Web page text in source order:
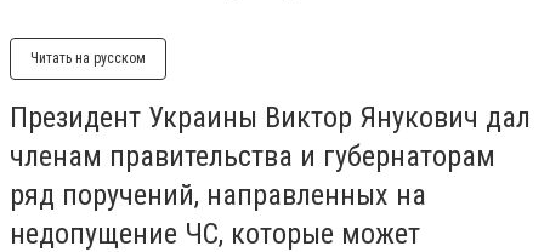
Читать на русском
Президент Украины Виктор Янукович дал
членам правительства и губернаторам
ряд поручений, направленных на
недопущение ЧС, которые может